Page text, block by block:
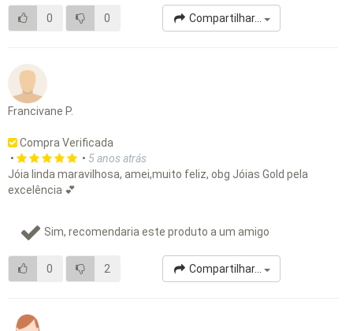
0 0 Compartilhar...
Francivane P.
Compra Verificada
•
• 5 anos atrás
Jóia linda maravilhosa, amei,muito feliz, obg Jóias Gold pela
excelência 💕
Sim, recomendaria este produto a um amigo
0 2 Compartilhar...